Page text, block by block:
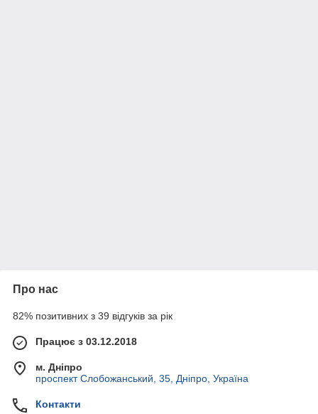
Про нас
82% позитивних з 39 відгуків за рік
Працює з 03.12.2018
м. Дніпро
проспект Слобожанський, 35, Дніпро, Україна
Контакти